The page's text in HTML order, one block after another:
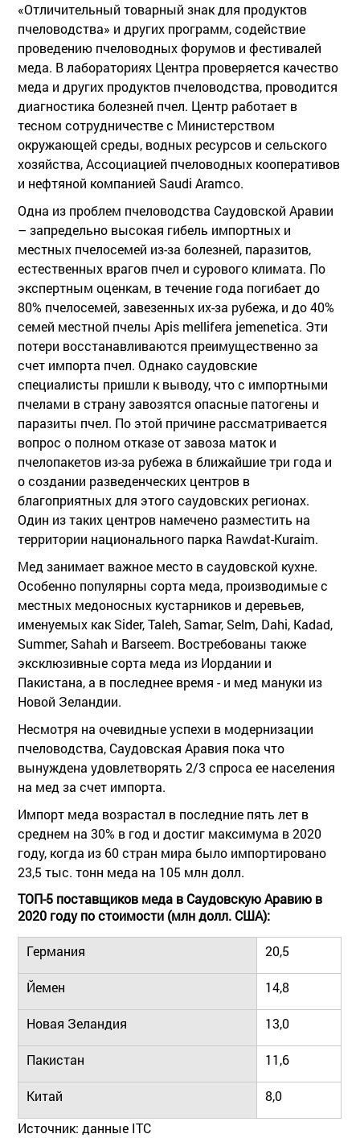
«Отличительный товарный знак для продуктов
пчеловодства» и других программ, содействие
проведению пчеловодных форумов и фестивалей
меда. В лабораториях Центра проверяется качество
меда и других продуктов пчеловодства, проводится
диагностика болезней пчел. Центр работает в
тесном сотрудничестве с Министерством
окружающей среды, водных ресурсов и сельского
хозяйства, Ассоциацией пчеловодных кооперативов
и нефтяной компанией Saudi Aramco.
Одна из проблем пчеловодства Саудовской Аравии
– запредельно высокая гибель импортных и
местных пчелосемей из-за болезней, паразитов,
естественных врагов пчел и сурового климата. По
экспертным оценкам, в течение года погибает до
80% пчелосемей, завезенных их-за рубежа, и до 40%
семей местной пчелы Apis mellifera jemenetica. Эти
потери восстанавливаются преимущественно за
счет импорта пчел. Однако саудовские
специалисты пришли к выводу, что с импортными
пчелами в страну завозятся опасные патогены и
паразиты пчел. По этой причине рассматривается
вопрос о полном отказе от завоза маток и
пчелопакетов из-за рубежа в ближайшие три года и
о создании разведенческих центров в
благоприятных для этого саудовских регионах.
Один из таких центров намечено разместить на
территории национального парка Rawdat-Kuraim.
Мед занимает важное место в саудовской кухне.
Особенно популярны сорта меда, производимые с
местных медоносных кустарников и деревьев,
именуемых как Sider, Taleh, Samar, Selm, Dahi, Kadad,
Summer, Sahah и Barseem. Востребованы также
эксклюзивные сорта меда из Иордании и
Пакистана, а в последнее время - и мед мануки из
Новой Зеландии.
Несмотря на очевидные успехи в модернизации
пчеловодства, Саудовская Аравия пока что
вынуждена удовлетворять 2/3 спроса ее населения
на мед за счет импорта.
Импорт меда возрастал в последние пять лет в
среднем на 30% в год и достиг максимума в 2020
году, когда из 60 стран мира было импортировано
23,5 тыс. тонн меда на 105 млн долл.
ТОП-5 поставщиков меда в Саудовскую Аравию в
2020 году по стоимости (млн долл. США):
Германия 20,5
Йемен 14,8
Новая Зеландия 13,0
Пакистан 11,6
Китай
8,0
Источник: данные ITC